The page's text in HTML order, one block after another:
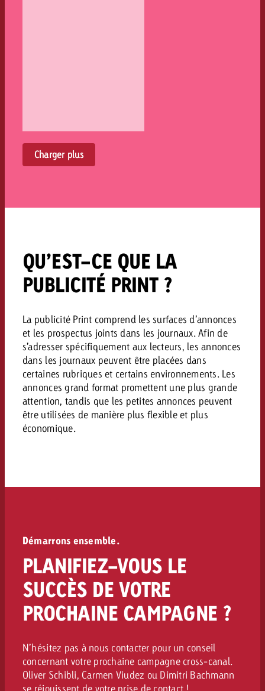
Charger plus
QU’EST-CE QUE LA
PUBLICITÉ PRINT ?
La publicité Print comprend les surfaces d’annonces
et les prospectus joints dans les journaux. Afin de
s’adresser spécifiquement aux lecteurs, les annonces
dans les journaux peuvent être placées dans
certaines rubriques et certains environnements. Les
annonces grand format promettent une plus grande
attention, tandis que les petites annonces peuvent
être utilisées de manière plus flexible et plus
économique.
Démarrons ensemble.
PLANIFIEZ-VOUS LE
SUCCÈS DE VOTRE
PROCHAINE CAMPAGNE ?
N’hésitez pas à nous contacter pour un conseil
concernant votre prochaine campagne cross-canal.
Oliver Schibli, Carmen Viudez ou Dimitri Bachmann
se réjouissent de votre prise de contact !